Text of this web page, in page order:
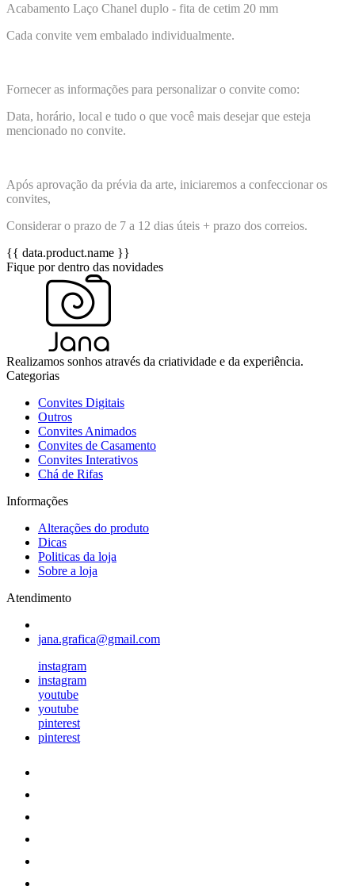
Acabamento Laço Chanel duplo - fita de cetim 20 mm
Cada convite vem embalado individualmente.
Fornecer as informações para personalizar o convite como:
Data, horário, local e tudo o que você mais desejar que esteja
mencionado no convite.
Após aprovação da prévia da arte, iniciaremos a confeccionar os
convites,
Considerar o prazo de 7 a 12 dias úteis + prazo dos correios.
{{ data.product.name }}
Fique por dentro das novidades
Realizamos sonhos através da criatividade e da experiência.
Categorias
Convites Digitais
Outros
Convites Animados
Convites de Casamento
Convites Interativos
Chá de Rifas
Informações
Alterações do produto
Dicas
Politicas da loja
Sobre a loja
Atendimento
jana.grafica@gmail.com
instagram
instagram
youtube
youtube
pinterest
pinterest